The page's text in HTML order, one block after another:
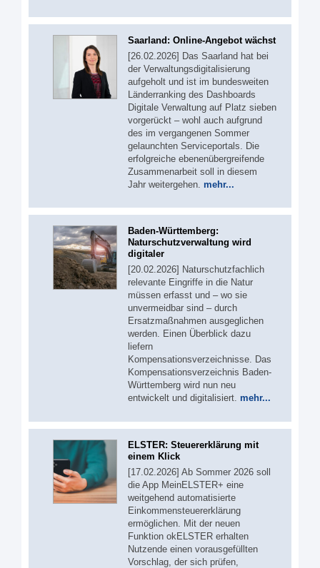
Saarland: Online-Angebot wächst
[26.02.2026] Das Saarland hat bei
der Verwaltungsdigitalisierung
aufgeholt und ist im bundesweiten
Länderranking des Dashboards
Digitale Verwaltung auf Platz sieben
vorgerückt – wohl auch aufgrund
des im vergangenen Sommer
gelaunchten Serviceportals. Die
erfolgreiche ebenenübergreifende
Zusammenarbeit soll in diesem
Jahr weitergehen. mehr...
Baden-Württemberg:
Naturschutzverwaltung wird
digitaler
[20.02.2026] Naturschutzfachlich
relevante Eingriffe in die Natur
müssen erfasst und – wo sie
unvermeidbar sind – durch
Ersatzmaßnahmen ausgeglichen
werden. Einen Überblick dazu
liefern
Kompensationsverzeichnisse. Das
Kompensationsverzeichnis Baden-
Württemberg wird nun neu
entwickelt und digitalisiert. mehr...
ELSTER: Steuererklärung mit
einem Klick
[17.02.2026] Ab Sommer 2026 soll
die App MeinELSTER+ eine
weitgehend automatisierte
Einkommensteuererklärung
ermöglichen. Mit der neuen
Funktion okELSTER erhalten
Nutzende einen vorausgefüllten
Vorschlag, der sich prüfen,